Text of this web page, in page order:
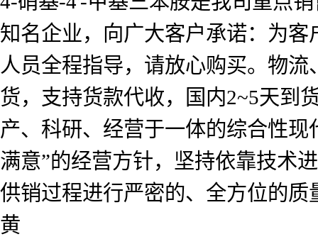
知名企业，向广大客户承诺：为
人员全程指导，请放心购买。物
货，支持货款代收，国内2~5天到
产、科研、经营于一体的综合性
满意”的经营方针，坚持依靠技术
供销过程进行严密的、全方位的
黄